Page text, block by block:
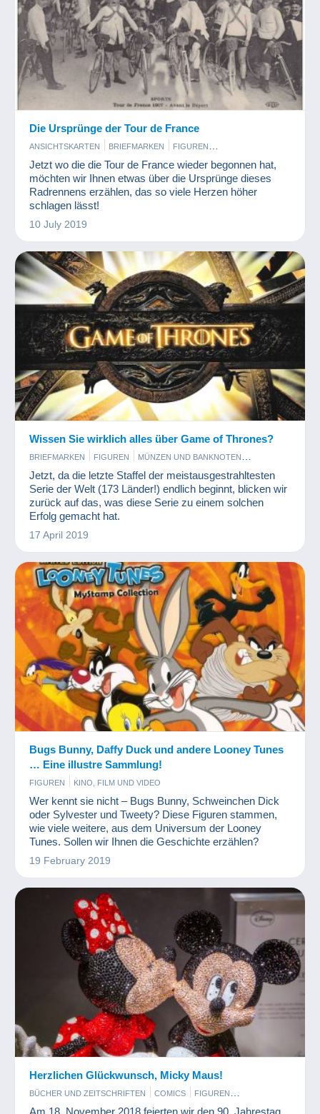
Die Ursprünge der Tour de France
ANSICHTSKARTEN BRIEFMARKEN
FIGUREN
MÜNZEN UND BANKNOTEN
SPIELZEUG
Jetzt wo die die Tour de France wieder begonnen hat,
möchten wir Ihnen etwas über die Ursprünge dieses
Radrennens erzählen, das so viele Herzen höher
schlagen lässt!
10 July 2019
Wissen Sie wirklich alles über Game of Thrones?
BRIEFMARKEN FIGUREN
MÜNZEN UND BANKNOTEN
PHOTOGRAPHICA
SCHMUCK
Jetzt, da die letzte Staffel der meistausgestrahltesten
Serie der Welt (173 Länder!) endlich beginnt, blicken wir
zurück auf das, was diese Serie zu einem solchen
Erfolg gemacht hat.
17 April 2019
Bugs Bunny, Daffy Duck und andere Looney Tunes
… Eine illustre Sammlung!
FIGUREN KINO, FILM UND VIDEO
Wer kennt sie nicht – Bugs Bunny, Schweinchen Dick
oder Sylvester und Tweety? Diese Figuren stammen,
wie viele weitere, aus dem Universum der Looney
Tunes. Sollen wir Ihnen die Geschichte erzählen?
19 February 2019
Herzlichen Glückwunsch, Micky Maus!
BÜCHER UND ZEITSCHRIFTEN COMICS
FIGUREN
KINO, FILM UND VIDEO
MÜNZEN UND BANKNOTEN